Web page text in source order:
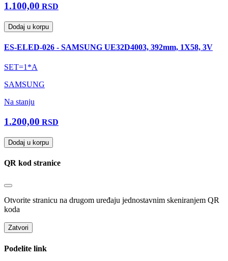
1.100,00 RSD
Dodaj u korpu
ES-ELED-026 - SAMSUNG UE32D4003, 392mm, 1X58, 3V
SET=1*A
SAMSUNG
Na stanju
1.200,00 RSD
Dodaj u korpu
QR kod stranice
Otvorite stranicu na drugom uređaju jednostavnim skeniranjem QR
koda
Zatvori
Podelite link